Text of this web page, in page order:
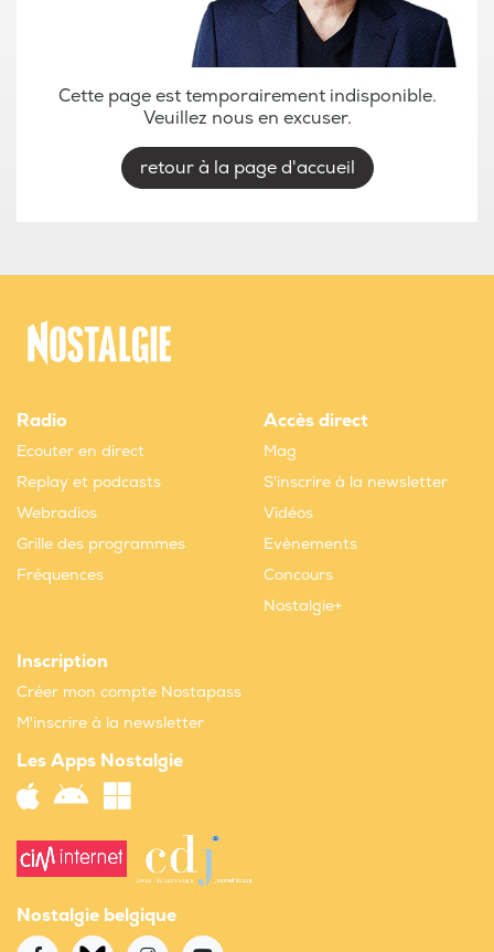
Cette page est temporairement indisponible.
Veuillez nous en excuser.
retour à la page d'accueil
Radio
Ecouter en direct
Replay et podcasts
Webradios
Grille des programmes
Fréquences
Accès direct
Mag
S'inscrire à la newsletter
Vidéos
Evènements
Concours
Nostalgie+
Inscription
Créer mon compte Nostapass
M'inscrire à la newsletter
Les Apps Nostalgie
Nostalgie belgique